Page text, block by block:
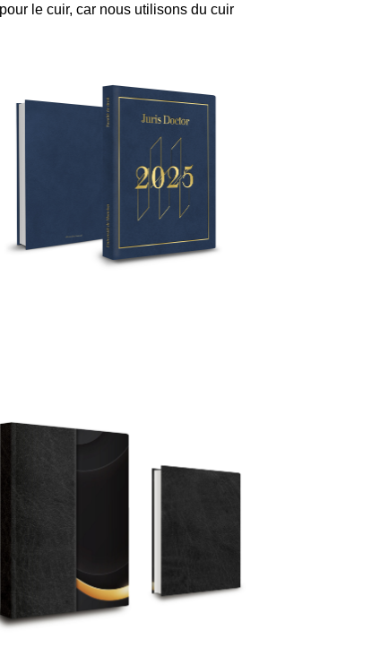
le cuir, car nous utilisons du cuir